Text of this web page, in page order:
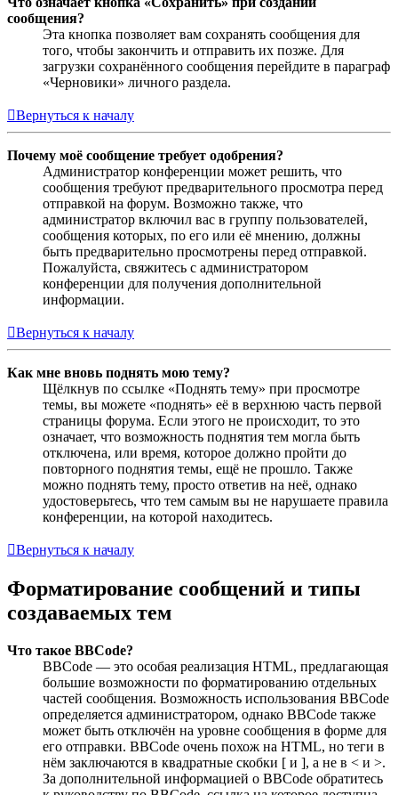
сообщения?
Эта кнопка позволяет вам сохранять сообщения для
того, чтобы закончить и отправить их позже. Для
загрузки сохранённого сообщения перейдите в параграф
«Черновики» личного раздела.
Вернуться к началу
Почему моё сообщение требует одобрения?
Администратор конференции может решить, что
сообщения требуют предварительного просмотра перед
отправкой на форум. Возможно также, что
администратор включил вас в группу пользователей,
сообщения которых, по его или её мнению, должны
быть предварительно просмотрены перед отправкой.
Пожалуйста, свяжитесь с администратором
конференции для получения дополнительной
информации.
Вернуться к началу
Как мне вновь поднять мою тему?
Щёлкнув по ссылке «Поднять тему» при просмотре
темы, вы можете «поднять» её в верхнюю часть первой
страницы форума. Если этого не происходит, то это
означает, что возможность поднятия тем могла быть
отключена, или время, которое должно пройти до
повторного поднятия темы, ещё не прошло. Также
можно поднять тему, просто ответив на неё, однако
удостоверьтесь, что тем самым вы не нарушаете правила
конференции, на которой находитесь.
Вернуться к началу
Форматирование сообщений и типы
создаваемых тем
Что такое BBCode?
BBCode — это особая реализация HTML, предлагающая
большие возможности по форматированию отдельных
частей сообщения. Возможность использования BBCode
определяется администратором, однако BBCode также
может быть отключён на уровне сообщения в форме для
его отправки. BBCode очень похож на HTML, но теги в
нём заключаются в квадратные скобки [ и ], а не в < и >.
За дополнительной информацией о BBCode обратитесь